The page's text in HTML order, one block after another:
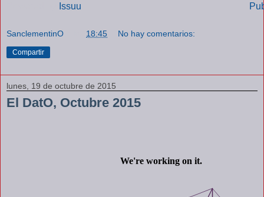
Issuu
SanclementinO 18:45 No hay comentarios:
Compartir
lunes, 19 de octubre de 2015
El DatO, Octubre 2015